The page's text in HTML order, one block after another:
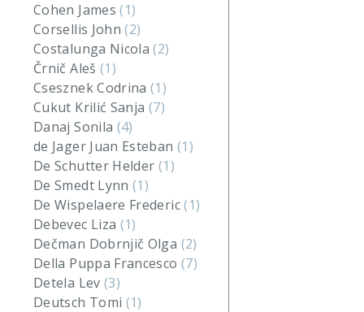
Cohen James(1)
Corsellis John(2)
Costalunga Nicola(2)
Črnič Aleš (1)
Csesznek Codrina(1)
Cukut Krilić Sanja (7)
Danaj Sonila (4)
de Jager Juan Esteban (1)
De Schutter Helder (1)
De Smedt Lynn(1)
De Wispelaere Frederic(1)
Debevec Liza (1)
Dečman Dobrnjič Olga (2)
Della Puppa Francesco (7)
Detela Lev (3)
Deutsch Tomi (1)